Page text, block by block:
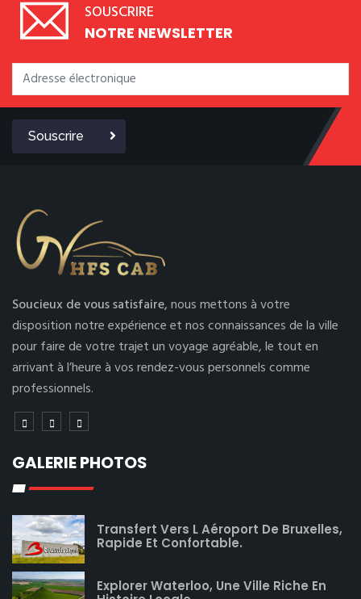
SOUSCRIRE
NOTRE NEWSLETTER
Souscrire
Soucieux de vous satisfaire,nous mettons à votre
disposition notre expérience et nos connaissances de la ville
pour faire de votre trajet un voyage agréable, le tout en
arrivant à l’heure à vos rendez-vous personnels comme
professionnels.
GALERIE PHOTOS
Transfert Vers L Aéroport De Bruxelles,
Rapide Et Confortable.
Explorer Waterloo, Une Ville Riche En